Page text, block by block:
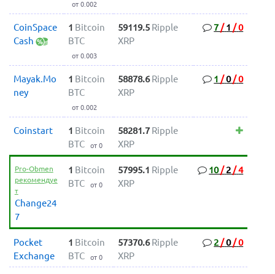
от 0.002
CoinSpace
Cash
1 Bitcoin
BTC
от 0.003
59119.5 Ripple
XRP
7/ 1 /0
Mayak.Mo
ney
1 Bitcoin
BTC
от 0.002
58878.6 Ripple
XRP
1 /0/0
Coinstart 1 Bitcoin
BTC
от 0
58281.7 Ripple
XRP
Pro-Obmen
рекомендуе
т
Change24
7
1 Bitcoin
BTC
от 0
57995.1 Ripple
XRP
10/ 2 /4
Pocket
Exchange
1 Bitcoin
BTC
от 0
57370.6 Ripple
XRP
2 /0/0